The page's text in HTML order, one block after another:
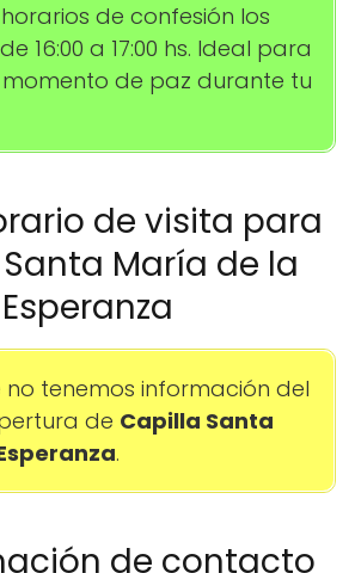
de confesión los
16:00 a 17:00 hs. Ideal para
de paz durante tu
de visita para
María de la
Esperanza
tenemos información del
de Capilla Santa
.
de contacto